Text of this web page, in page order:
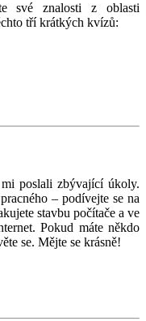
své znalosti z oblasti
tří krátkých kvízů:
poslali zbývající úkoly.
– podívejte se na
stavbu počítače a ve
Pokud máte někdo
se. Mějte se krásně!